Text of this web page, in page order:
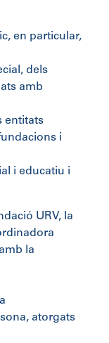
en particular,
dels
amb
entitats
i
i educatiu i
URV, la
la
atorgats